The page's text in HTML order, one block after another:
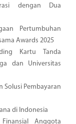
dengan Dua
Pertumbuhan
Awards 2025
Kartu Tanda
dan Universitas
Solusi Pembayaran
di Indonesia
Anggota